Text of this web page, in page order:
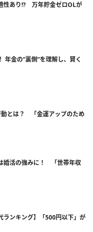
性あり!? 万年貯金ゼロOLが
年金の”裏側”を理解し、賢く
とは？ 「金運アップのため
婚活の強みに！ 「世帯年収
ランキング】「500円以下」が